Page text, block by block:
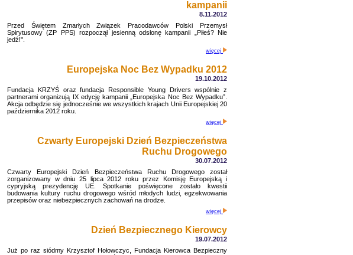
kampanii
8.11.2012
Przed Świętem Zmarłych Związek Pracodawców Polski Przemysł
Spirytusowy (ZP PPS) rozpoczął jesienną odsłonę kampanii „Piłeś? Nie
jedź!".
więcej
Europejska Noc Bez Wypadku 2012
19.10.2012
Fundacja KRZYŚ oraz fundacja Responsible Young Drivers wspólnie z
partnerami organizują IX edycję kampanii „Europejska Noc Bez Wypadku”.
Akcja odbędzie się jednocześnie we wszystkich krajach Unii Europejskiej 20
października 2012 roku.
więcej
Czwarty Europejski Dzień Bezpieczeństwa
Ruchu Drogowego
30.07.2012
Czwarty Europejski Dzień Bezpieczeństwa Ruchu Drogowego został
zorganizowany w dniu 25 lipca 2012 roku przez Komisję Europejską i
cypryjską prezydencję UE. Spotkanie poświęcone zostało kwestii
budowania kultury ruchu drogowego wśród młodych ludzi, egzekwowania
przepisów oraz niebezpiecznych zachowań na drodze.
więcej
Dzień Bezpiecznego Kierowcy
19.07.2012
Już po raz siódmy Krzysztof Hołowczyc, Fundacja Kierowca Bezpieczny